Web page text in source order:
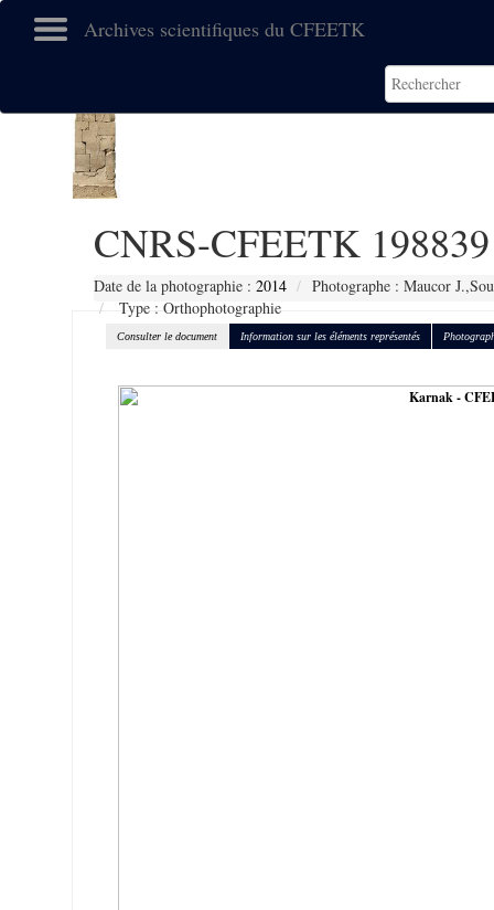
Archives scientifiques du CFEETK
CNRS-CFEETK 198839
Date de la photographie : 2014
Photographe : Maucor
Type : Orthophotographie
Consulter le document Information sur les éléments représentés